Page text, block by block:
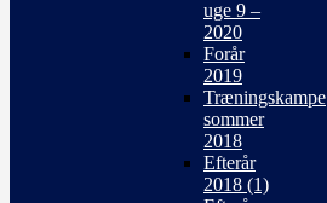
uge 9 –
2020
Forår
2019
Træningskampe
sommer
2018
Efterår
2018 (1)